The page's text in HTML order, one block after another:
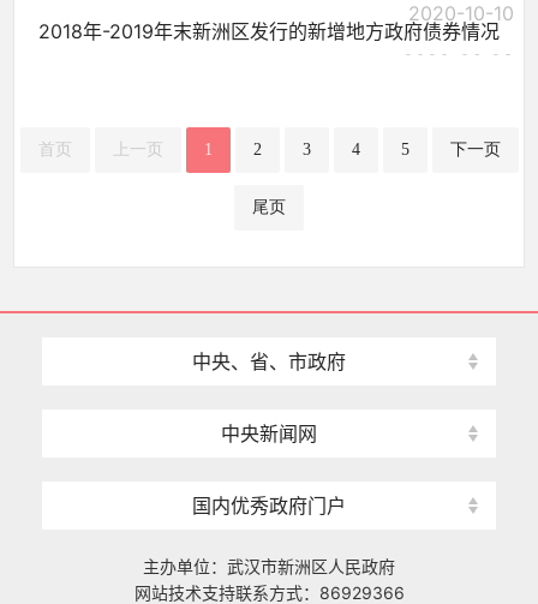
2020-10-10
2018年-2019年末新洲区发行的新增地方政府债券情况
2020-06-23
首页 上一页 1 2 3 4 5 下一页
尾页
中央、省、市政府
中央新闻网
国内优秀政府门户
主办单位：武汉市新洲区人民政府
网站技术支持联系方式：86929366